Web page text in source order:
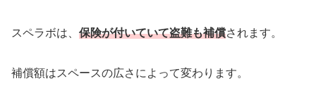
スペラボは、 保険が付いていて盗難も補償されます。
補償額はスペースの広さによって変わります。